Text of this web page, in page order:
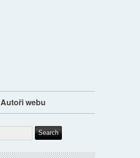
Autoři webu